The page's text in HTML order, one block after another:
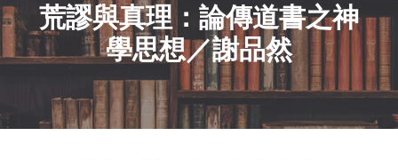
荒謬與真理：論傳道書之神
學思想／謝品然